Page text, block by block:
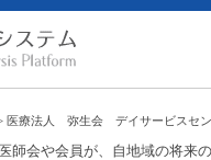
医療法人 弥生会 デイサービスセ
師会や会員が、自地域の将